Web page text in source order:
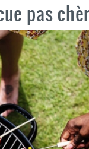
pas